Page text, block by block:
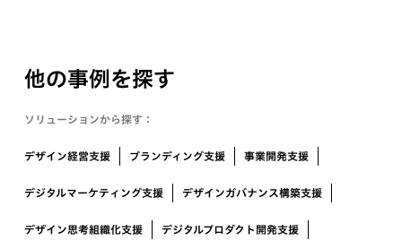
他の事例を探す
ソリューションから探す：
デザイン経営支援 ブランディング支援 事業開発支援
デジタルマーケティング支援 デザインガバナンス構築支援
デザイン思考組織化支援 デジタルプロダクト開発支援